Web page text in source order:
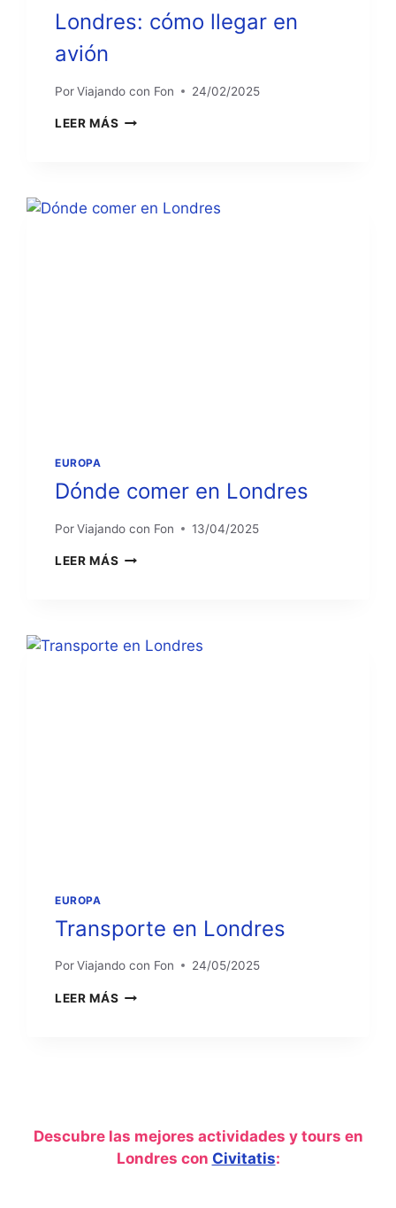
Londres: cómo llegar en
avión
PorViajando con Fon 24/02/2025
LEER MÁS LONDRES:
EUROPA
Dónde comer en Londres
PorViajando con Fon 13/04/2025
LEER MÁS DÓNDE
EUROPA
Transporte en Londres
PorViajando con Fon 24/05/2025
LEER MÁS TRANSPORTE
Descubre las mejores actividades y tours en
Londres con Civitatis: